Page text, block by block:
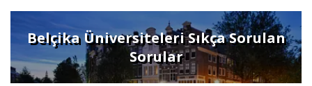
Belçika Üniversiteleri Sıkça Sorulan
Sorular